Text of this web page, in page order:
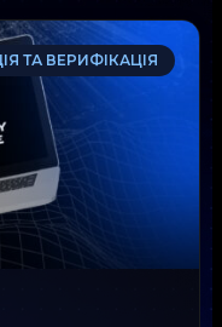
ТА ВЕРИФІКАЦІЯ